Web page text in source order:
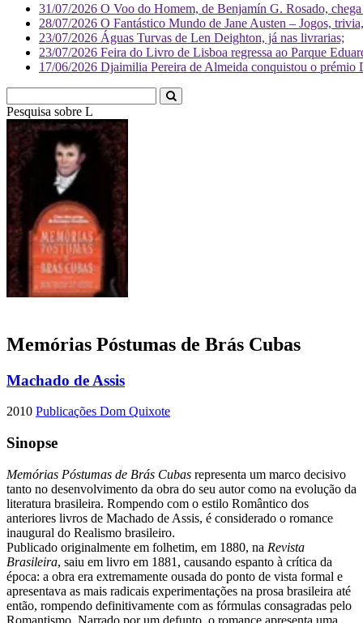
31/07/2026 O Voo do Homem, de Benjamín G. Rosado,
28/07/2026 O Fantástico Mundo de Jane Austen – Jogos,
23/07/2026 Águas Turvas de Len Deighton, já nas livrarias;
23/07/2026 Feira do Livro de Lisboa regressa ao Parque
17/06/2026 Djaimilia Pereira de Almeida conquistou o
Pesquisa sobre Literatura
Memórias Póstumas de Brás Cubas
Machado de Assis
2010 Publicações Dom Quixote
Sinopse
Memórias Póstumas de Brás Cubas representa um marco decisivo
tanto no desenvolvimento da obra do seu autor como na evolução da
literatura brasileira. Rompendo com o estilo Romântico dos
anteriores livros de Machado de Assis, é considerado o romance
inaugural do Realismo brasileiro.
Publicado originalmente em folhetim, em 1880, na Revista
Brasileira, saiu em livro em 1881, causando espanto à crítica da
época: a obra era extremamente ousada do ponto de vista formal e
apresentava as mais radicais experimentações na prosa brasileira até
então, rompendo definitivamente com as fórmulas consagradas pelo
Romantismo. Narrado por um defunto, o romance apresenta uma